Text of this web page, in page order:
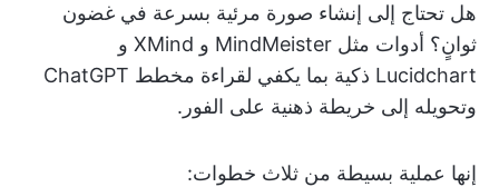
هل تحتاج إلى إنشاء صورة مرئية بسرعة في غضون
ثوانٍ؟ أدوات مثل MindMeister و XMind و
Lucidchart ذكية بما يكفي لقراءة مخطط ChatGPT
وتحويله إلى خريطة ذهنية على الفور.
إنها عملية بسيطة من ثلاث خطوات: